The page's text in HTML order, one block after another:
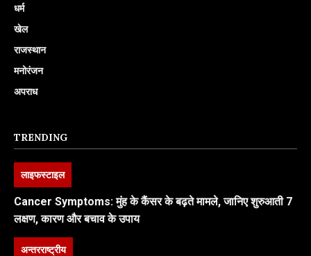
धर्म
खेल
राजस्थान
मनोरंजन
अपराध
TRENDING
लाइफस्टाइल
Cancer Symptoms: मुंह के कैंसर के बढ़ते मामले, जानिए शुरुआती 7
लक्षण, कारण और बचाव के उपाय
अन्तरराष्ट्रीय